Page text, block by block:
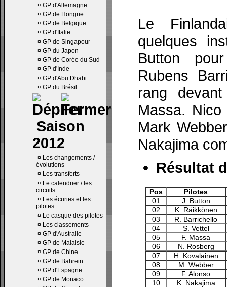
¤ GP d'Allemagne
¤ GP de Hongrie
¤ GP de Belgique
¤ GP d'Italie
¤ GP de Singapour
¤ GP du Japon
¤ GP de Corée du Sud
¤ GP d'Inde
¤ GP d'Abu Dhabi
¤ GP du Brésil
Saison
2012
¤ Les changements /
évolutions
¤ Les transferts
¤ Le calendrier / les
circuits
¤ Les écuries et les
pilotes
¤ Le casque des pilotes
¤ Les classements
¤ GP d'Australie
¤ GP de Malaisie
¤ GP de Chine
¤ GP de Bahrein
¤ GP d'Espagne
¤ GP de Monaco
Le
quelques
Button
Rubens
rang
Massa.
Mark
Nakajima
Résultat
Pos
Pilotes
01
J. Button
02
K. Räikkönen
03
R. Barrichello
04
S. Vettel
05
F. Massa
06
N. Rosberg
07
H. Kovalainen
08
M. Webber
09
F. Alonso
10
K. Nakajima